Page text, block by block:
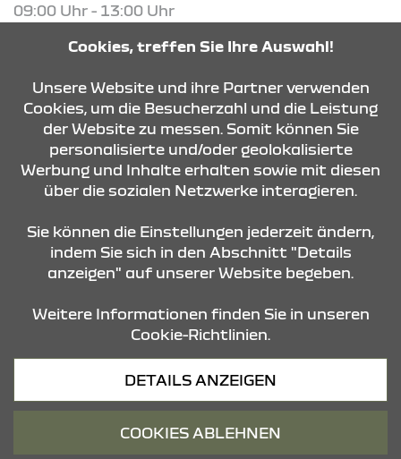
09:00 Uhr - 13:00 Uhr
ÖFFNUNGSZEITEN
Datenschutz
Cookies, treffen Sie Ihre Auswahl!
Unsere Website und ihre Partner verwenden
Cookies, um die Besucherzahl und die Leistung
der Website zu messen. Somit können Sie
personalisierte und/oder geolokalisierte
Werbung und Inhalte erhalten sowie mit diesen
über die sozialen Netzwerke interagieren.
Sie können die Einstellungen jederzeit ändern,
indem Sie sich in den Abschnitt "Details
anzeigen" auf unserer Website begeben.
Weitere Informationen finden Sie in unseren
Cookie-Richtlinien.
DETAILS ANZEIGEN
COOKIES ABLEHNEN